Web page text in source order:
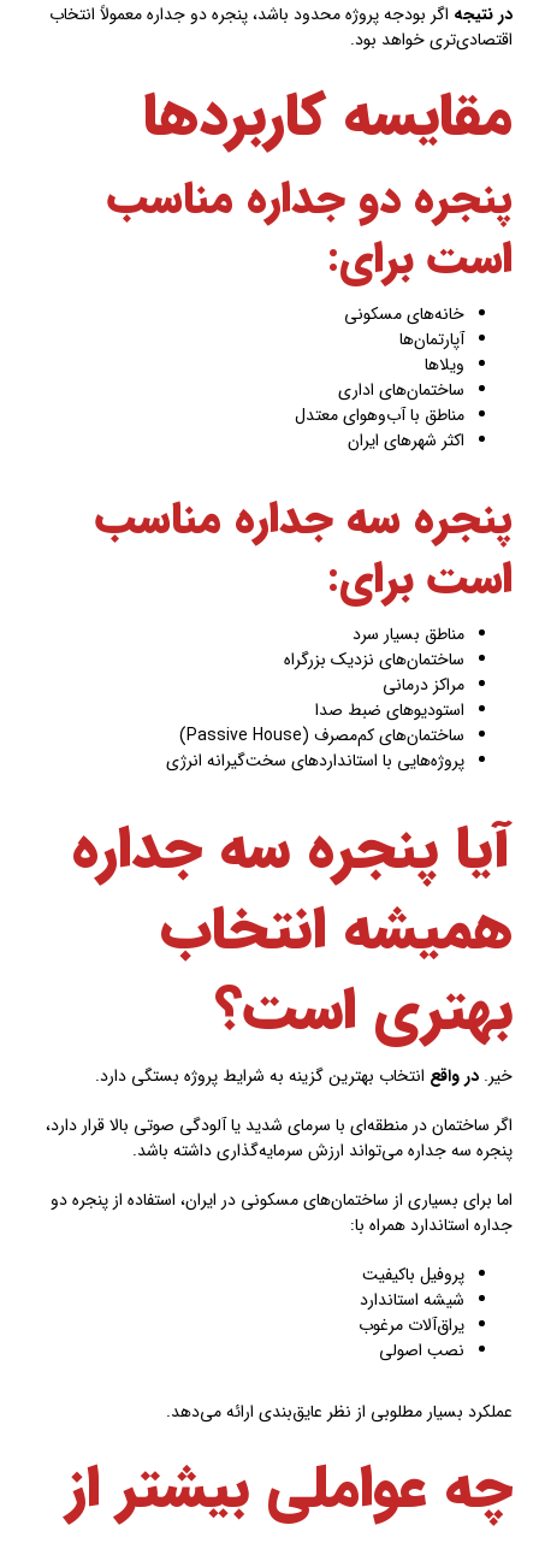
در نتیجه اگر بودجه پروژه محدود باشد، پنجره دو جداره معمولاً انتخاب
اقتصادی‌تری خواهد بود.
مقایسه کاربردها
پنجره دو جداره مناسب
است برای:
خانه‌های مسکونی
آپارتمان‌ها
ویلاها
ساختمان‌های اداری
مناطق با آب‌وهوای معتدل
اکثر شهرهای ایران
پنجره سه جداره مناسب
است برای:
مناطق بسیار سرد
ساختمان‌های نزدیک بزرگراه
مراکز درمانی
استودیوهای ضبط صدا
ساختمان‌های کم‌مصرف (Passive House)
پروژه‌هایی با استانداردهای سخت‌گیرانه انرژی
آیا پنجره سه جداره
همیشه انتخاب
بهتری است؟
خیر.در واقع انتخاب بهترین گزینه به شرایط پروژه بستگی دارد.
اگر ساختمان در منطقه‌ای با سرمای شدید یا آلودگی صوتی بالا قرار دارد،
پنجره سه جداره می‌تواند ارزش سرمایه‌گذاری داشته باشد.
اما برای بسیاری از ساختمان‌های مسکونی در ایران، استفاده از پنجره دو
جداره استاندارد همراه با:
پروفیل باکیفیت
شیشه استاندارد
یراق‌آلات مرغوب
نصب اصولی
عملکرد بسیار مطلوبی از نظر عایق‌بندی ارائه می‌دهد.
چه عواملی بیشتر از